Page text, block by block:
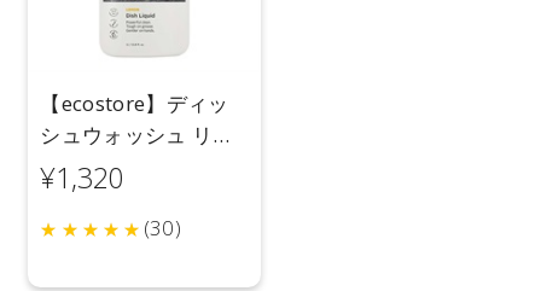
【ecostore】ディッ
シュウォッシュ リキ
ッド ＜レモン＞ 1L
¥1,320
(30)